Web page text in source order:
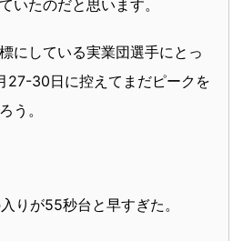
いたのだと思います。
にしている実業団選手にとっ
27-30日に控えてまだピークを
う。
りが55秒台と早すぎた。